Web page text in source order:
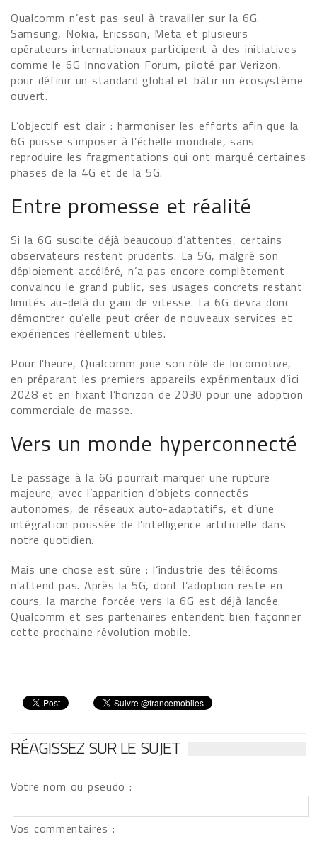
Qualcomm n’est pas seul à travailler sur la 6G.
Samsung, Nokia, Ericsson, Meta et plusieurs
opérateurs internationaux participent à des initiatives
comme le 6G Innovation Forum, piloté par Verizon,
pour définir un standard global et bâtir un écosystème
ouvert.
L’objectif est clair : harmoniser les efforts afin que la
6G puisse s’imposer à l’échelle mondiale, sans
reproduire les fragmentations qui ont marqué certaines
phases de la 4G et de la 5G.
Entre promesse et réalité
Si la 6G suscite déjà beaucoup d’attentes, certains
observateurs restent prudents. La 5G, malgré son
déploiement accéléré, n’a pas encore complètement
convaincu le grand public, ses usages concrets restant
limités au-delà du gain de vitesse. La 6G devra donc
démontrer qu’elle peut créer de nouveaux services et
expériences réellement utiles.
Pour l’heure, Qualcomm joue son rôle de locomotive,
en préparant les premiers appareils expérimentaux d’ici
2028 et en fixant l’horizon de 2030 pour une adoption
commerciale de masse.
Vers un monde hyperconnecté
Le passage à la 6G pourrait marquer une rupture
majeure, avec l’apparition d’objets connectés
autonomes, de réseaux auto-adaptatifs, et d’une
intégration poussée de l’intelligence artificielle dans
notre quotidien.
Mais une chose est sûre : l’industrie des télécoms
n’attend pas. Après la 5G, dont l’adoption reste en
cours, la marche forcée vers la 6G est déjà lancée.
Qualcomm et ses partenaires entendent bien façonner
cette prochaine révolution mobile.
RÉAGISSEZ SUR LE SUJET
Votre nom ou pseudo :
Vos commentaires :